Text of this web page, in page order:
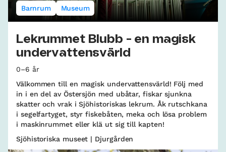
Barnrum Museum
Lekrummet Blubb - en magisk
undervattensvärld
0–6 år
Välkommen till en magisk undervattensvärld! Följ med
in i en del av Östersjön med ubåtar, fiskar sjunkna
skatter och vrak i Sjöhistoriskas lekrum. Åk rutschkana
i segelfartyget, styr fiskebåten, meka och lösa problem
i maskinrummet eller klä ut sig till kapten!
Sjöhistoriska museet | Djurgården